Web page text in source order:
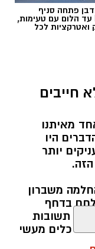
מאירוע
שתשתפו
פתחה סניף
במתחם IN עד הלום עם טעימות,
ואטרקציות לכל
חייבים
מאיתנו
היו
יותר
משברון
בדחף
תשובות
כלים מעשי
ולהמשיך